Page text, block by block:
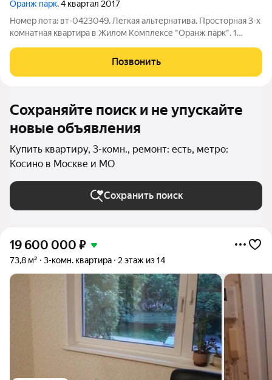
Оранж парк, 4 квартал 2017
Номер лота: вт-0423049. Легкая альтернатива. Просторная 3-х
комнатная квартира в Жилом Комплексе "Оранж парк". 1
планировка квартиры: 3 изолированные комнаты, большая
кухня, два полноценных
Позвонить
Сохраняйте поиск и не упускайте
новые объявления
Купить квартиру, 3-комн., ремонт: есть, метро:
Косино в Москве и МО
Сохранить поиск
19 600 000 ₽
73,8 м² 3-комн. квартира 2 этаж из 14